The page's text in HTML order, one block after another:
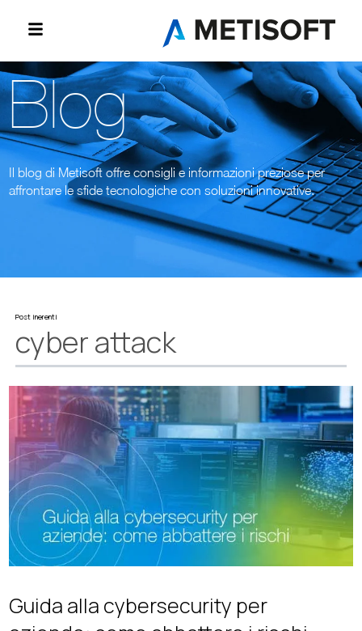
Blog
Il blog di Metisoft offre consigli e informazioni preziose per
affrontare le sfide tecnologiche con soluzioni innovative.
Post inerenti
cyber attack
Guida alla cybersecurity per